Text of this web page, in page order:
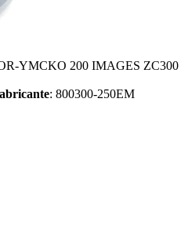
YMCKO 200 IMAGES ZC300
: 800300-250EM